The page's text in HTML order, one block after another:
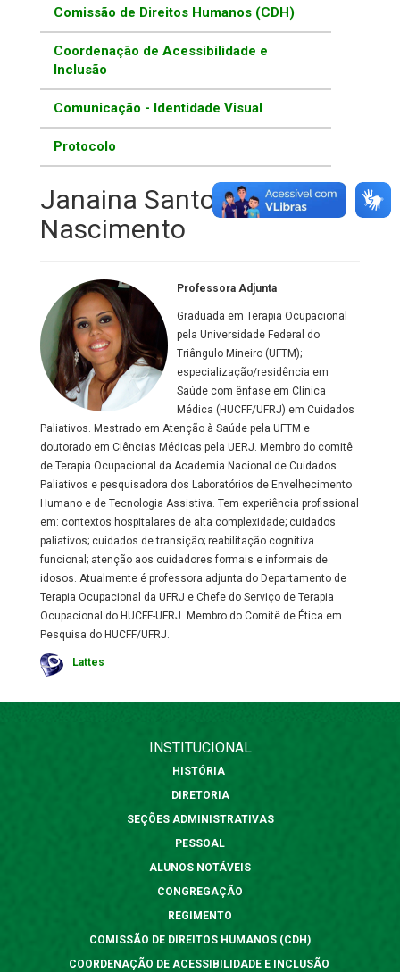
Comissão de Direitos Humanos (CDH)
Coordenação de Acessibilidade e
Inclusão
Comunicação - Identidade Visual
Protocolo
Janaina Santos
Nascimento
Professora Adjunta
Graduada em Terapia Ocupacional
pela Universidade Federal do
Triângulo Mineiro (UFTM);
especialização/residência em
Saúde com ênfase em Clínica
Médica (HUCFF/UFRJ) em Cuidados
Paliativos. Mestrado em Atenção à Saúde pela UFTM e
doutorado em Ciências Médicas pela UERJ. Membro do comitê
de Terapia Ocupacional da Academia Nacional de Cuidados
Paliativos e pesquisadora dos Laboratórios de Envelhecimento
Humano e de Tecnologia Assistiva. Tem experiência profissional
em: contextos hospitalares de alta complexidade; cuidados
paliativos; cuidados de transição; reabilitação cognitiva
funcional; atenção aos cuidadores formais e informais de
idosos. Atualmente é professora adjunta do Departamento de
Terapia Ocupacional da UFRJ e Chefe do Serviço de Terapia
Ocupacional do HUCFF-UFRJ. Membro do Comitê de Ética em
Pesquisa do HUCFF/UFRJ.
Lattes
INSTITUCIONAL
HISTÓRIA
DIRETORIA
SEÇÕES ADMINISTRATIVAS
PESSOAL
ALUNOS NOTÁVEIS
CONGREGAÇÃO
REGIMENTO
COMISSÃO DE DIREITOS HUMANOS (CDH)
COORDENAÇÃO DE ACESSIBILIDADE E INCLUSÃO